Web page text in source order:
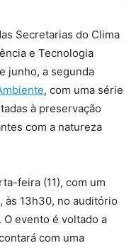
Secretarias do Clima
e Tecnologia
junho, a segunda
, com uma série
à preservação
com a natureza
feira (11), com um
às 13h30, no auditório
evento é voltado a
com uma